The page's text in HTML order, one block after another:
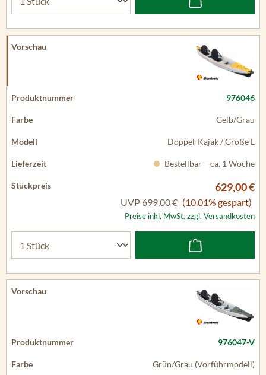
976046
Gelb/Grau
Doppel-Kajak / Größe L
Bestellbar – ca. 1 Woche
629,00 €
UVP 699,00 € (10.01% gespart)
Preise inkl. MwSt. zzgl. Versandkosten
976047-V
Grün/Grau (Vorführmodell)